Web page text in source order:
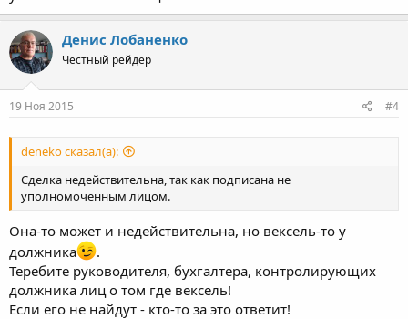
Денис Лобаненко
Честный рейдер
19 Ноя 2015 #4
deneko сказал(а):
Сделка недействительна, так как подписана не
уполномоченным лицом.
Она-то может и недействительна, но вексель-то у
должника
.
Теребите руководителя, бухгалтера, контролирующих
должника лиц о том где вексель!
Если его не найдут - кто-то за это ответит!